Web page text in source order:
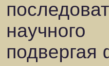
подвергая